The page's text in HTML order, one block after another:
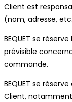
Client est
(nom, adresse,
BEQUET se
prévisible
commande.
BEQUET se
Client,